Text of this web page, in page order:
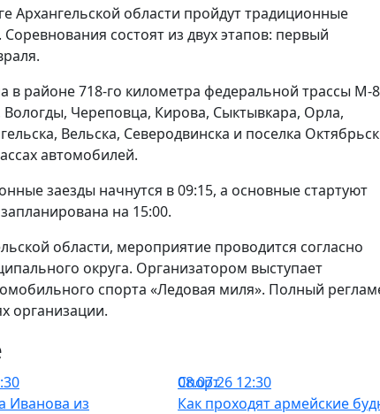
Архангельской области пройдут традиционные
состоят из двух этапов: первый
в районе 718-го километра федеральной трассы М-
Череповца, Кирова, Сыктывкара, Орла,
Вельска, Северодвинска и поселка
автомобилей.
заезды начнутся в 09:15, а основные стартуют
на 15:00.
области, мероприятие проводится согласно
округа. Организатором выступает
спорта «Ледовая миля». Полный
организации.
Иванова из
Спорт
08.07.26 12:30
Как проходят армейские